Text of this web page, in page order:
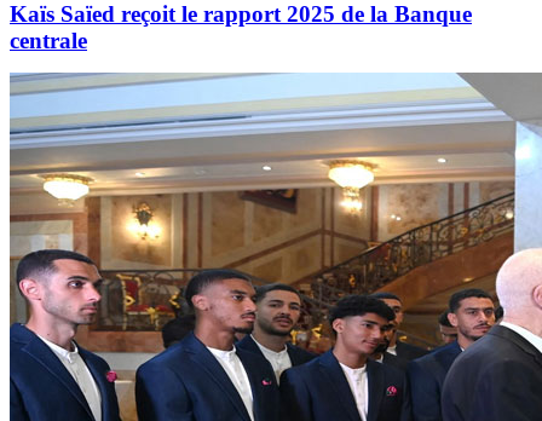
Kaïs Saïed reçoit le rapport 2025 de la Banque
centrale